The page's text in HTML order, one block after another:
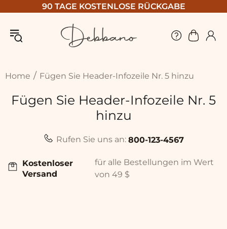
90 TAGE KOSTENLOSE RÜCKGABE
Home Fügen Sie Header-Infozeile Nr. 5 hinzu
Fügen Sie Header-Infozeile Nr. 5
hinzu
Rufen Sie uns an: 800-123-4567
Kostenloser
Versand
für alle Bestellungen im Wert
von 49 $